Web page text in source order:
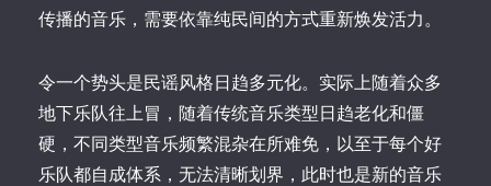
传播的音乐，需要依靠纯民间的方式重新焕发活力。
令一个势头是民谣风格日趋多元化。实际上随着众多
地下乐队往上冒，随着传统音乐类型日趋老化和僵
硬，不同类型音乐频繁混杂在所难免，以至于每个好
乐队都自成体系，无法清晰划界，此时也是新的音乐